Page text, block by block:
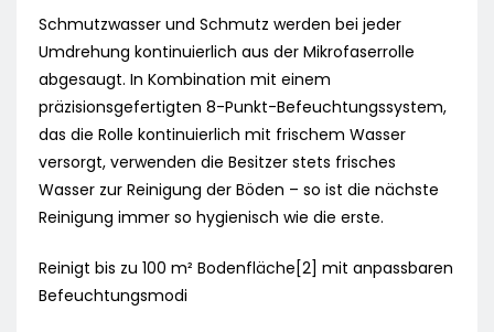
Schmutzwasser und Schmutz werden bei jeder
Umdrehung kontinuierlich aus der Mikrofaserrolle
abgesaugt. In Kombination mit einem
präzisionsgefertigten 8-Punkt-Befeuchtungssystem,
das die Rolle kontinuierlich mit frischem Wasser
versorgt, verwenden die Besitzer stets frisches
Wasser zur Reinigung der Böden – so ist die nächste
Reinigung immer so hygienisch wie die erste.
Reinigt bis zu 100 m² Bodenfläche[2] mit anpassbaren
Befeuchtungsmodi